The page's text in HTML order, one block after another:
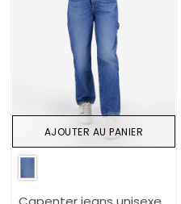
AJOUTER AU PANIER